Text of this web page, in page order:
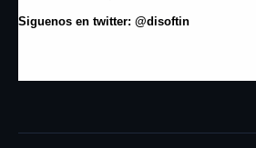
Siguenos en twitter: @disoftin